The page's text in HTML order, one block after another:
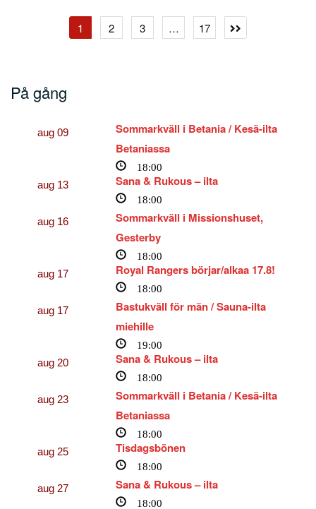
Sidnumrering
1 2 3 … 17
På gång
aug 09
Sommarkväll i Betania / Kesä-ilta
Betaniassa
18:00
aug 13 Sana & Rukous – ilta
18:00
aug 16
Sommarkväll i Missionshuset,
Gesterby
18:00
aug 17 Royal Rangers börjar/alkaa 17.8!
18:00
aug 17
Bastukväll för män / Sauna-ilta
miehille
19:00
aug 20 Sana & Rukous – ilta
18:00
aug 23
Sommarkväll i Betania / Kesä-ilta
Betaniassa
18:00
aug 25 Tisdagsbönen
18:00
aug 27 Sana & Rukous – ilta
18:00